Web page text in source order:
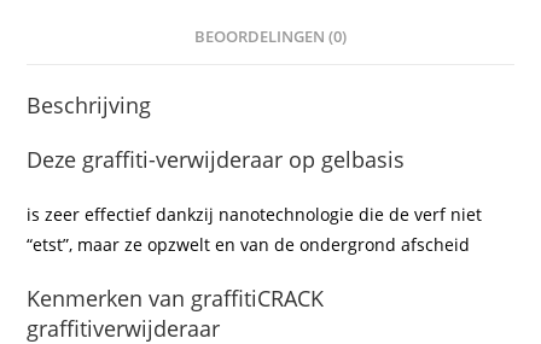
BEOORDELINGEN (0)
Beschrijving
Deze graffiti-verwijderaar op gelbasis
is zeer effectief dankzij nanotechnologie die de verf niet
“etst”, maar ze opzwelt en van de ondergrond afscheid
Kenmerken van graffitiCRACK
graffitiverwijderaar